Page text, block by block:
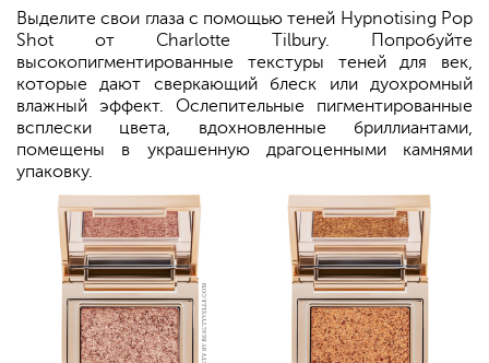
Выделите свои глаза с помощью теней Hypnotising Pop
Shot от Charlotte Tilbury. Попробуйте
высокопигментированные текстуры теней для век,
которые дают сверкающий блеск или дуохромный
влажный эффект. Ослепительные пигментированные
всплески цвета, вдохновленные бриллиантами,
помещены в украшенную драгоценными камнями
упаковку.